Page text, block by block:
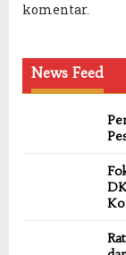
komentar.
News Feed